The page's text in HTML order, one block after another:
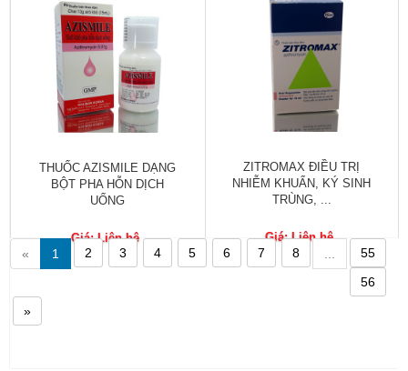
thuốc
hay
Kiến
thức
bệnh
sĩ
thuốc
hệ
THUỐC AZISMILE DẠNG
BỘT PHA HỖN DỊCH
UỐNG
Giá: Liên hệ
ZITROMAX ĐIỀU TRỊ
NHIỄM KHUẨN, KÝ SINH
TRÙNG, ...
Giá: Liên hệ
« 1 2 3 4 5 6 7 8
55
56
»